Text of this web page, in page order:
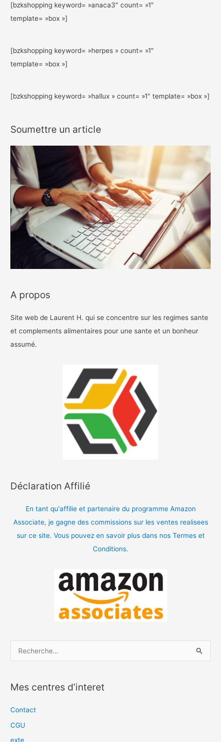
[bzkshopping keyword= »anaca3″ count= »1″
template= »box »]
[bzkshopping keyword= »herpes » count= »1″
template= »box »]
[bzkshopping keyword= »hallux » count= »1″ template= »box »]
Soumettre un article
A propos
Site web de Laurent H. qui se concentre sur les regimes sante
et complements alimentaires pour une sante et un bonheur
assumé.
Déclaration Affilié
En tant qu'affilie et partenaire du programme Amazon
Associate, je gagne des commissions sur les ventes realisees
sur ce site. Vous pouvez en savoir plus dans nos Termes et
Conditions.
h
e
Mes centres d’interet
Contact
CGU
exte